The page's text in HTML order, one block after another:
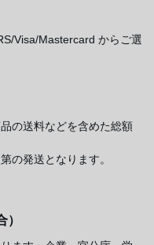
Visa/Mastercard からご選
の送料などを含めた総額
の発送となります。